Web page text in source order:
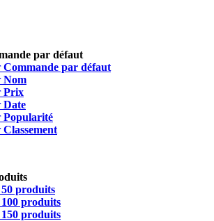
par défaut
Commande par défaut
Nom
Prix
Date
Popularité
Classement
50 produits
100 produits
150 produits